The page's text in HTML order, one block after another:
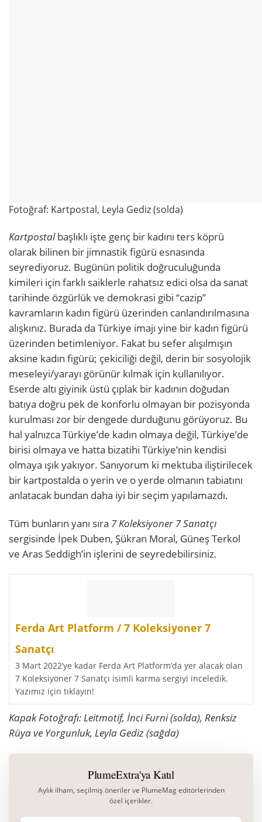
Fotoğraf: Kartpostal, Leyla Gediz (solda)
Kartpostalbaşlıklı işte genç bir kadını ters köprü
olarak bilinen bir jimnastik figürü esnasında
seyrediyoruz. Bugünün politik doğruculuğunda
kimileri için farklı saiklerle rahatsız edici olsa da sanat
tarihinde özgürlük ve demokrasi gibi “cazip”
kavramların kadın figürü üzerinden canlandırılmasına
alışkınız. Burada da Türkiye imajı yine bir kadın figürü
üzerinden betimleniyor. Fakat bu sefer alışılmışın
aksine kadın figürü; çekiciliği değil, derin bir sosyolojik
meseleyi/yarayı görünür kılmak için kullanılıyor.
Eserde altı giyinik üstü çıplak bir kadının doğudan
batıya doğru pek de konforlu olmayan bir pozisyonda
kurulması zor bir dengede durduğunu görüyoruz. Bu
hal yalnızca Türkiye’de kadın olmaya değil, Türkiye’de
birisi olmaya ve hatta bizatihi Türkiye’nin kendisi
olmaya ışık yakıyor. Sanıyorum ki mektuba iliştirilecek
bir kartpostalda o yerin ve o yerde olmanın tabiatını
anlatacak bundan daha iyi bir seçim yapılamazdı.
Tüm bunların yanı sıra 7 Koleksiyoner 7 Sanatçı
sergisinde İpek Duben, Şükran Moral, Güneş Terkol
ve Aras Seddigh’in işlerini de seyredebilirsiniz.
Ferda Art Platform / 7 Koleksiyoner 7
Sanatçı
3 Mart 2022’ye kadar Ferda Art Platform’da yer alacak olan
7 Koleksiyoner 7 Sanatçı isimli karma sergiyi inceledik.
Yazımız için tıklayın!
Kapak Fotoğrafı: Leitmotif, İnci Furni (solda), Renksiz
Rüya ve Yorgunluk, Leyla Gediz (sağda)
PlumeExtra'ya Katıl
Aylık ilham, seçilmiş öneriler ve PlumeMag editörlerinden
özel içerikler.